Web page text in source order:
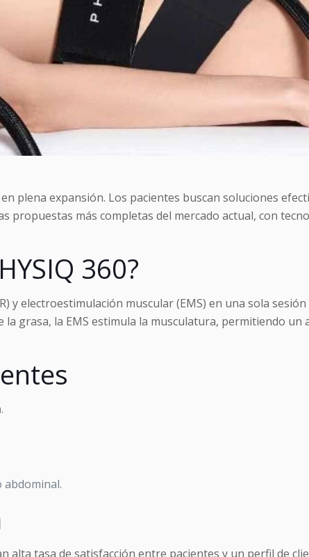
plena expansión. Los pacientes buscan soluciones
propuestas más completas del mercado actual, con
360?
y electroestimulación muscular (EMS) en una sola
la grasa, la EMS estimula la musculatura, permitiendo
alta tasa de satisfacción entre pacientes y un perfil de